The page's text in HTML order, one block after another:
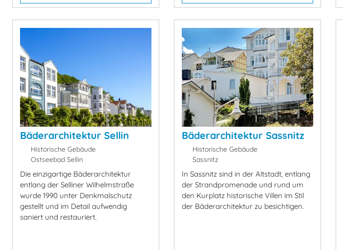
Bäderarchitektur Sellin
Historische Gebäude
Ostseebad Sellin
Die einzigartige Bäderarchitektur
entlang der Selliner Wilhelmstraße
wurde 1990 unter Denkmalschutz
gestellt und im Detail aufwendig
saniert und restauriert.
Bäderarchitektur Sassnitz
Historische Gebäude
Sassnitz
In Sassnitz sind in der Altstadt, entlang
der Strandpromenade und rund um
den Kurplatz historische Villen im Stil
der Bäderarchitektur zu besichtigen.